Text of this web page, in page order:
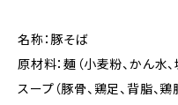
名称：豚そば
原材料：麺（小麦粉、かん水、
スープ（豚骨、鶏足、背脂、